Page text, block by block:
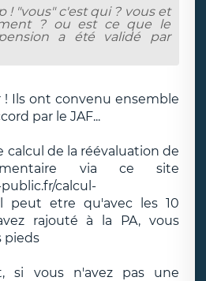
! "vous" c'est qui ? vous et
? ou est ce que le
a été validé par
Ils ont convenu ensemble
par le JAF...
calcul de la réévaluation de
via ce site
calcul-
peut etre qu'avec les 10
rajouté à la PA, vous
pieds
si vous n'avez pas une